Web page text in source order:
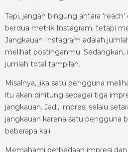
Tapi, jangan bingung antara
berdua metrik Instagram, tetapi
Jangkauan Instagram adalah
melihat postinganmu. Sedangkan,
jumlah total tampilan.
Misalnya, jika satu pengguna
itu akan dihitung sebagai tiga
jangkauan. Jadi, impresi selalu
jangkauan karena satu pengguna
beberapa kali.
Memahami perbedaan impresi